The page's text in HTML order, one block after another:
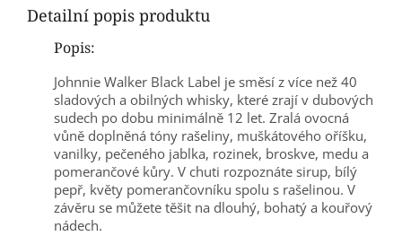
Detailní popis produktu
Popis:
Johnnie Walker Black Label je směsí z více než 40
sladových a obilných whisky, které zrají v dubových
sudech po dobu minimálně 12 let. Zralá ovocná
vůně doplněná tóny rašeliny, muškátového oříšku,
vanilky, pečeného jablka, rozinek, broskve, medu a
pomerančové kůry. V chuti rozpoznáte sirup, bílý
pepř, květy pomerančovníku spolu s rašelinou. V
závěru se můžete těšit na dlouhý, bohatý a kouřový
nádech.